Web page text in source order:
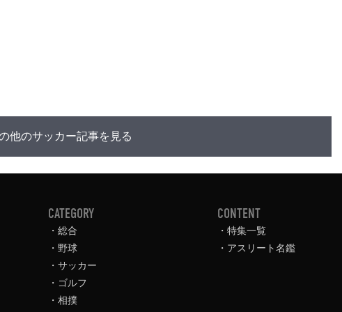
他のサッカー記事を見る
CATEGORY
総合
野球
サッカー
ゴルフ
相撲
CONTENT
特集一覧
アスリート名鑑